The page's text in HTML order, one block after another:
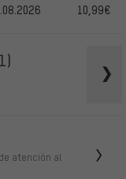
10,99€
atención al